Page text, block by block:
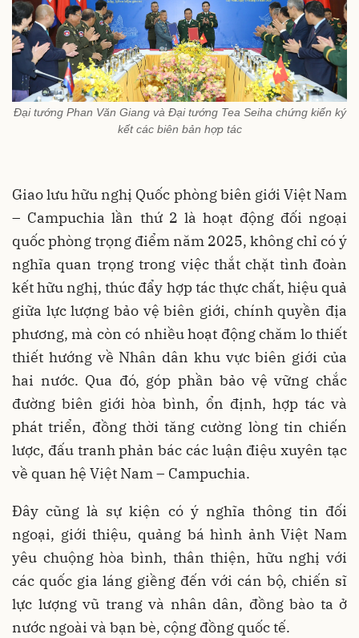
Đại tướng Phan Văn Giang và Đại tướng Tea Seiha chứng kiến ký
kết các biên bản hợp tác
Giao lưu hữu nghị Quốc phòng biên giới Việt Nam
– Campuchia lần thứ 2 làhoạt động đối ngoại
quốc phòng trọng điểm năm 2025, không chỉ có ý
nghĩa quan trọng trong việc thắt chặt tình đoàn
kết hữu nghị,thúc đẩy hợp tác thực chất, hiệu quả
giữa lực lượng bảo vệ biên giới, chính quyền địa
phương, mà còn có nhiều hoạt động chăm lo thiết
thiết hướng về Nhân dân khu vực biên giới của
hai nước. Qua đó, góp phầnbảo vệ vững chắc
đường biên giới hòa bình, ổn định, hợp tác và
phát triển, đồng thời tăng cường lòng tin chiến
lược, đấu tranh phản bác các luận điệu xuyên tạc
về quan hệ Việt Nam – Campuchia.
Đây cũng là sự kiện có ý nghĩa thông tin đối
ngoại, giới thiệu, quảng bá hình ảnh Việt Nam
yêu chuộng hòa bình, thân thiện, hữu nghị với
các quốc gia láng giềng đến với cán bộ, chiến sĩ
lực lượng vũ trang và nhân dân, đồng bào ta ở
nước ngoài và bạn bè, cộng đồng quốc tế.